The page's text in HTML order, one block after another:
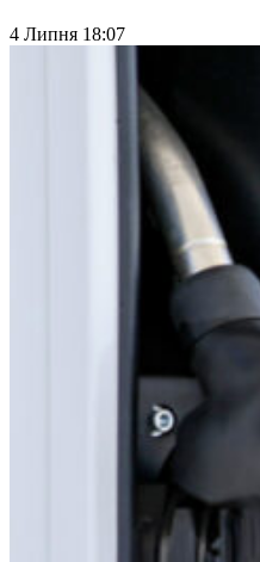
4 Липня 18:07